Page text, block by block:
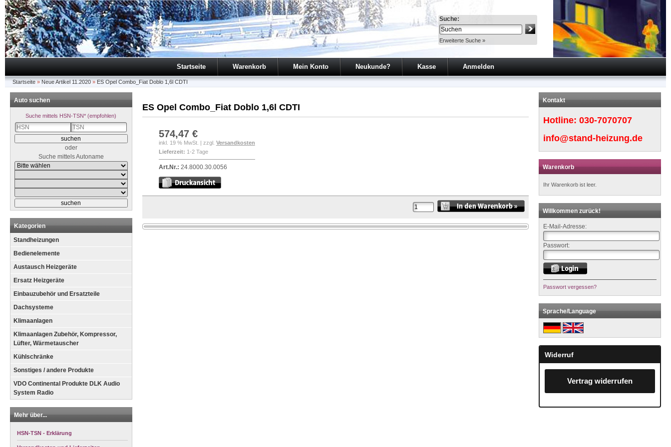
Suche:
Erweiterte Suche »
Startseite Warenkorb Mein Konto Neukunde? Kasse Anmelden
Startseite » Neue Artikel 11.2020 » ES Opel Combo_Fiat Doblo 1,6l CDTI
ES Opel Combo_Fiat Doblo 1,6l CDTI
574,47 €
inkl. 19 % MwSt. | zzgl. Versandkosten
Lieferzeit: 1-2 Tage
Art.Nr.: 24.8000.30.0056
Auto suchen
Suche mittels HSN-TSN* (empfohlen)
oder
Suche mittels Autoname
Kategorien
Standheizungen
Bedienelemente
Austausch Heizgeräte
Ersatz Heizgeräte
Einbauzubehör und Ersatzteile
Dachsysteme
Klimaanlagen
Klimaanlagen Zubehör, Kompressor,
Lüfter, Wärmetauscher
Kühlschränke
Sonstiges / andere Produkte
VDO Continental Produkte DLK Audio
System Radio
Mehr über...
HSN-TSN - Erklärung
Kontakt
Hotline:030-7070707
info@stand-heizung.de
Warenkorb
Ihr Warenkorb ist leer.
Willkommen zurück!
E-Mail-Adresse:
Passwort:
Passwort vergessen?
Sprache/Language
Widerruf
Vertrag widerrufen